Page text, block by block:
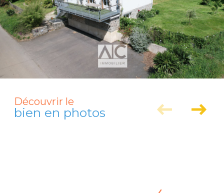
Découvrir le
bien en photos